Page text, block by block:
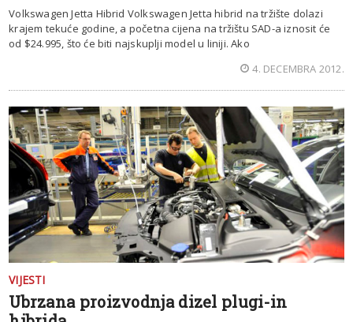
Volkswagen Jetta Hibrid Volkswagen Jetta hibrid na tržište dolazi
krajem tekuće godine, a početna cijena na tržištu SAD-a iznosit će
od $24.995, što će biti najskuplji model u liniji. Ako
4. DECEMBRA 2012.
VIJESTI
Ubrzana proizvodnja dizel plugi-in